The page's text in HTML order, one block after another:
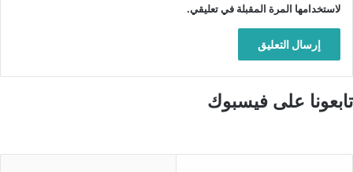
لاستخدامها المرة المقبلة في تعليقي.
تابعونا على فيسبوك